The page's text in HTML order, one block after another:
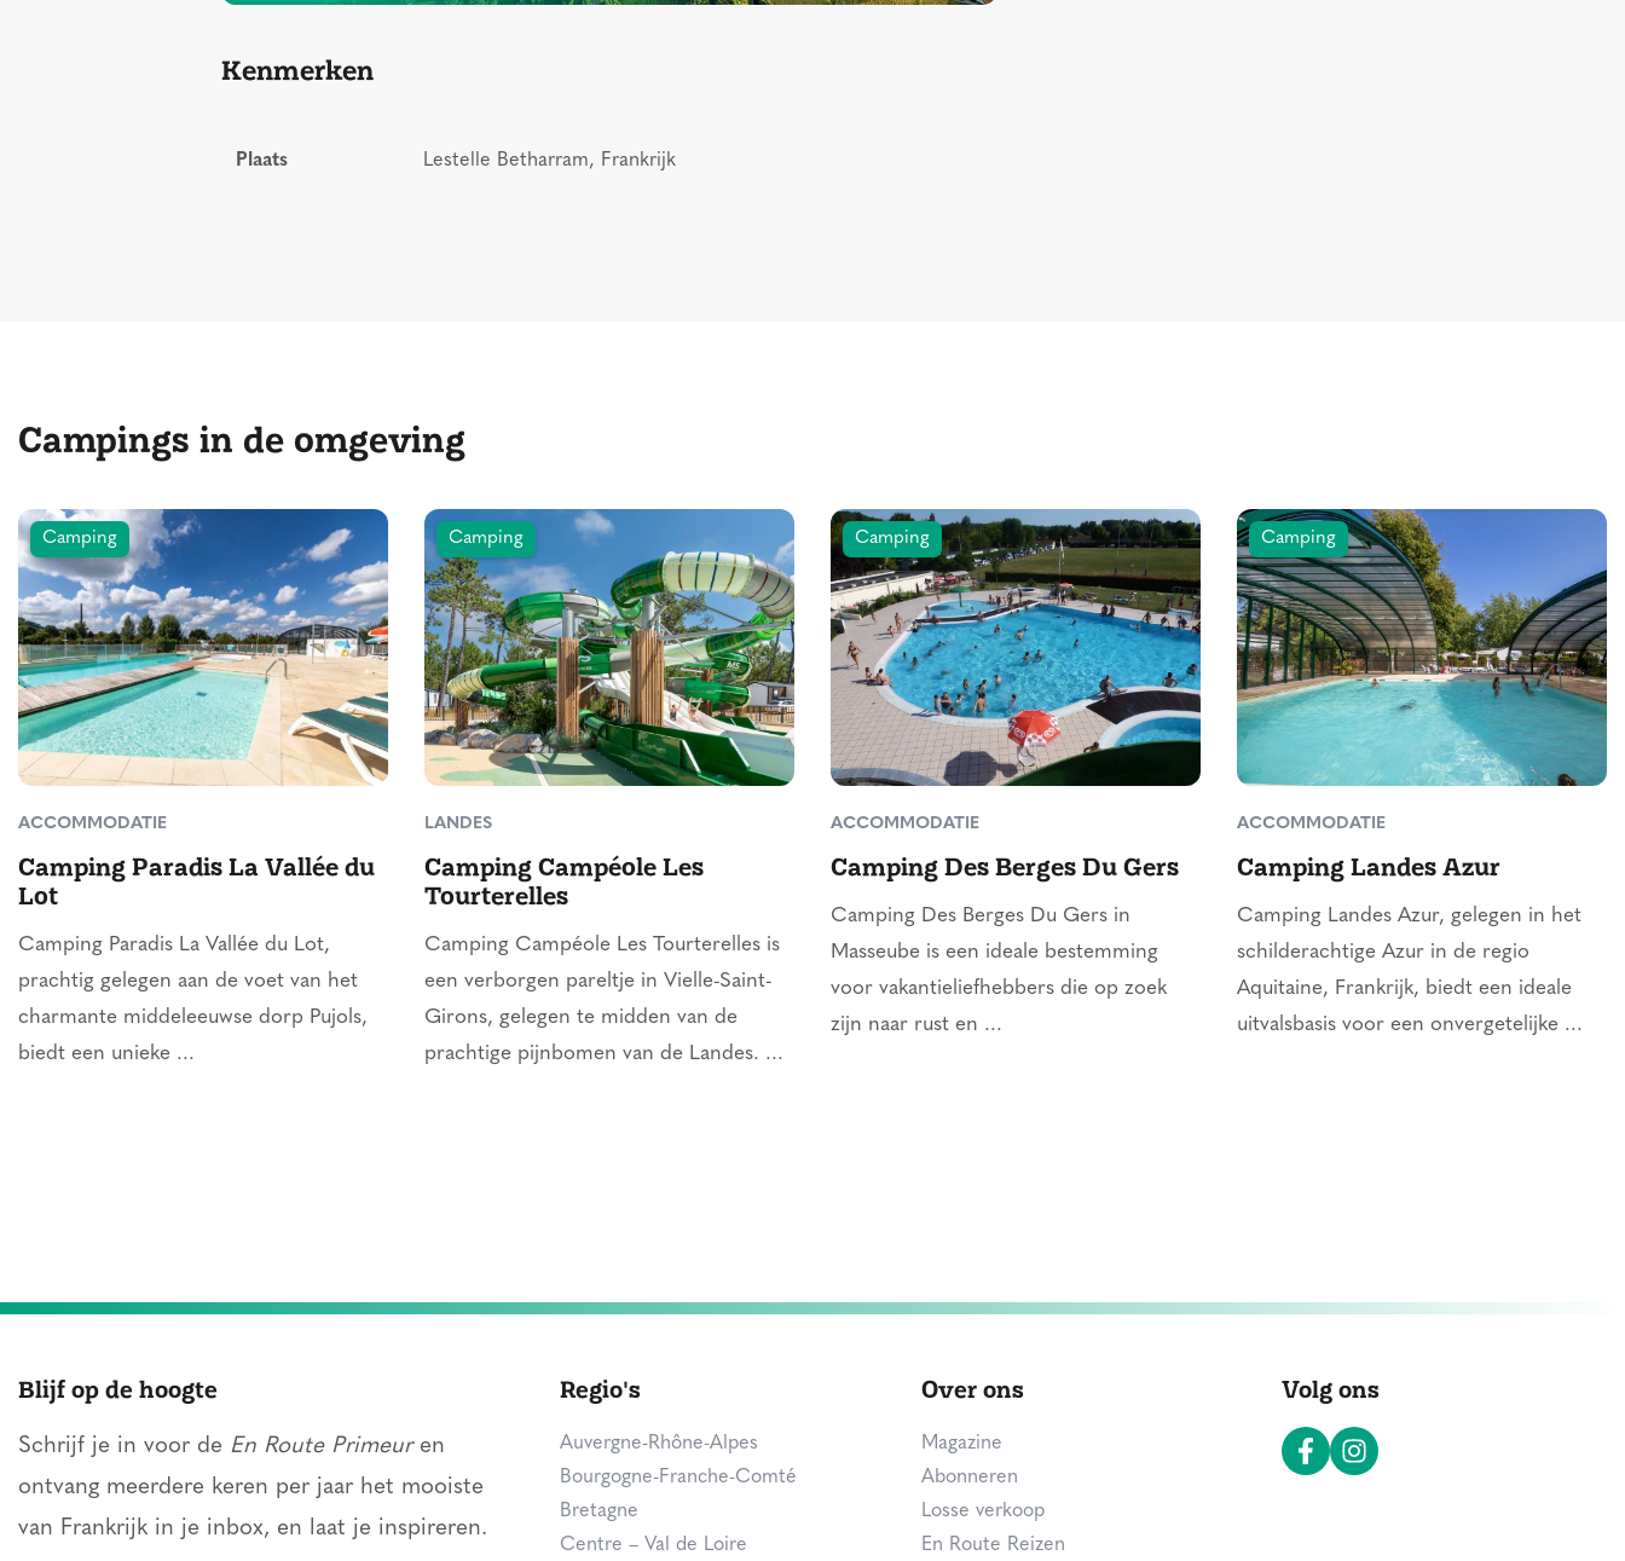
Kenmerken
Plaats Lestelle Betharram, Frankrijk
Campings in de omgeving
Camping
ACCOMMODATIE
Camping Paradis La Vallée du
Lot
Camping Paradis La Vallée du Lot,
prachtig gelegen aan de voet van het
charmante middeleeuwse dorp Pujols,
biedt een unieke ...
Camping
LANDES
Camping Campéole Les
Tourterelles
Camping Campéole Les Tourterelles is
een verborgen pareltje in Vielle-Saint-
Girons, gelegen te midden van de
prachtige pijnbomen van de Landes. ...
Camping
ACCOMMODATIE
Camping Des Berges Du Gers
Camping Des Berges Du Gers in
Masseube is een ideale bestemming
voor vakantieliefhebbers die op zoek
zijn naar rust en ...
Camping
ACCOMMODATIE
Camping Landes Azur
Camping Landes Azur, gelegen in het
schilderachtige Azur in de regio
Aquitaine, Frankrijk, biedt een ideale
uitvalsbasis voor een onvergetelijke ...
Blijf op de hoogte
Schrijf je in voor de En Route Primeuren
ontvang meerdere keren per jaar het mooiste
van Frankrijk in je inbox, en laat je inspireren.
Regio's
Auvergne-Rhône-Alpes
Bourgogne-Franche-Comté
Bretagne
Centre – Val de Loire
Over ons
Magazine
Abonneren
Losse verkoop
En Route Reizen
Volg ons